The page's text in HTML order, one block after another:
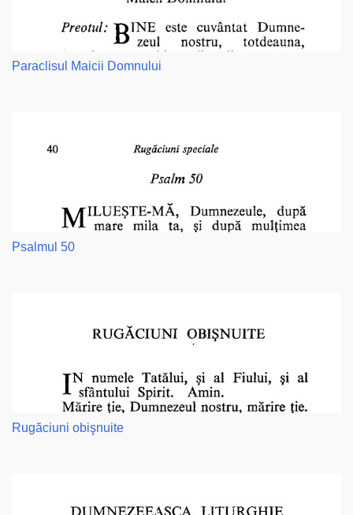
Paraclisul Maicii Domnului
Psalmul 50
Rugăciuni obişnuite